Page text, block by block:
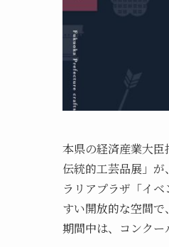
本県の経済産業大
伝統的工芸品展」
ラリアプラザ「イ
すい開放的な空間で
期間中は、コンクー